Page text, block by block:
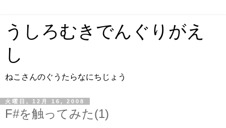
うしろむきでんぐりがえ
し
ねこさんのぐうたらなにちじょう
火曜日, 12月 16, 2008
F#を触ってみた(1)